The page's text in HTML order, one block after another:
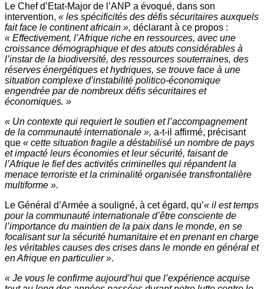
Le Chef d’Etat-Major de l’ANP a évoqué, dans son
intervention, « les spécificités des défis sécuritaires auxquels
fait face le continent africain », déclarant à ce propos :
« Effectivement, l’Afrique riche en ressources, avec une
croissance démographique et des atouts considérables à
l’instar de la biodiversité, des ressources souterraines, des
réserves énergétiques et hydriques, se trouve face à une
situation complexe d’instabilité politico-économique
engendrée par de nombreux défis sécuritaires et
économiques. »
« Un contexte qui requiert le soutien et l’accompagnement
de la communauté internationale », a-t-il affirmé, précisant
que « cette situation fragile a déstabilisé un nombre de pays
et impacté leurs économies et leur sécurité, faisant de
l’Afrique le fief des activités criminelles qui répandent la
menace terroriste et la criminalité organisée transfrontalière
multiforme ».
Le Général d’Armée a souligné, à cet égard, qu’« il est temps
pour la communauté internationale d’être consciente de
l’importance du maintien de la paix dans le monde, en se
focalisant sur la sécurité humanitaire et en prenant en charge
les véritables causes des crises dans le monde en général et
en Afrique en particulier ».
« Je vous le confirme aujourd’hui que l’expérience acquise